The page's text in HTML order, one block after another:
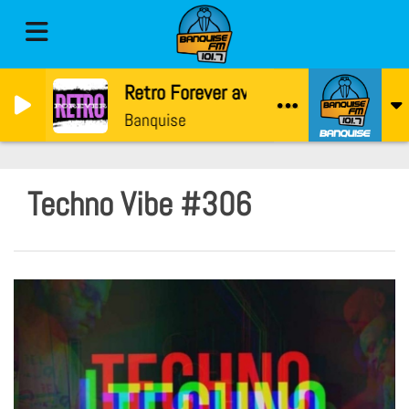
Retro Forever avec Raven
Banquise
Techno Vibe #306